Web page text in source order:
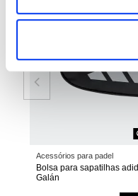
Acessórios para padel
Bolsa para sapatilhas
Galán